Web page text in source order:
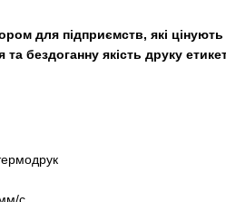
для підприємств, які цінують
бездоганну якість друку